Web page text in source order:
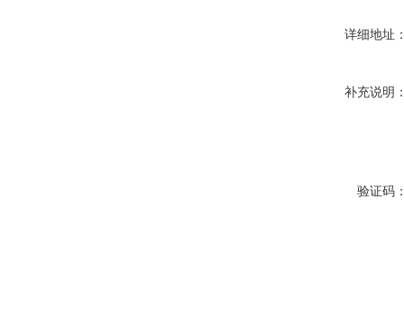
详细地址
补充说明
验证码